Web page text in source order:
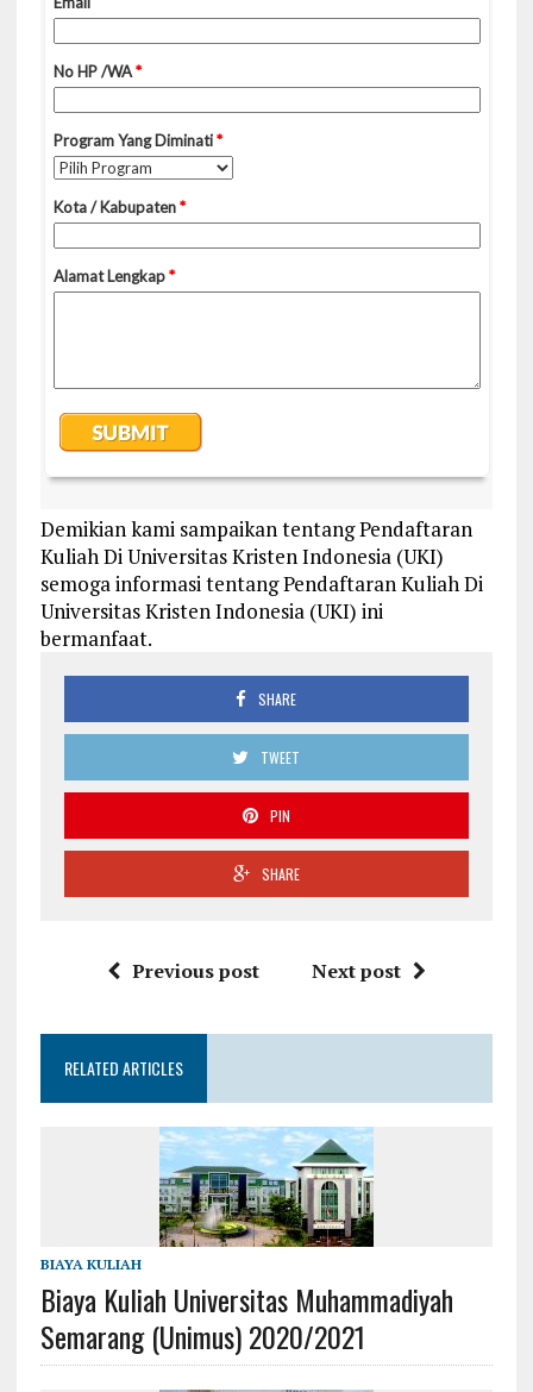
Demikian kami sampaikan tentang Pendaftaran
Kuliah Di Universitas Kristen Indonesia (UKI)
semoga informasi tentang Pendaftaran Kuliah Di
Universitas Kristen Indonesia (UKI) ini
bermanfaat.
SHARE
TWEET
PIN
SHARE
Previous post Next post
RELATED ARTICLES
BIAYA KULIAH
Biaya Kuliah Universitas Muhammadiyah
Semarang (Unimus) 2020/2021